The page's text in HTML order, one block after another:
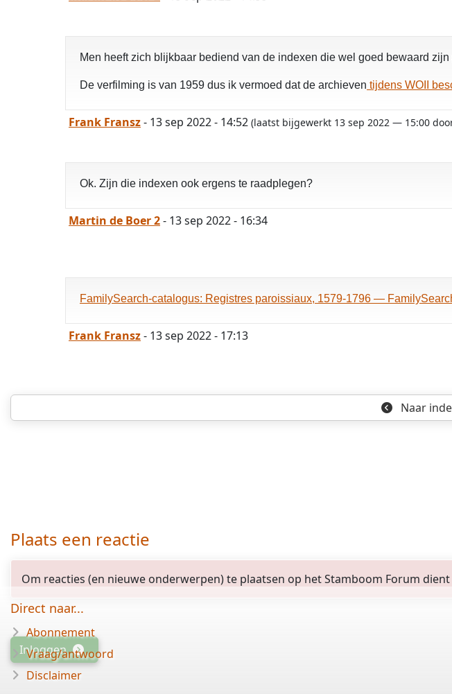
Men heeft zich blijkbaar bediend van de indexen die wel goed bewaard zijn
De verfilming is van 1959 dus ik vermoed dat de archieven tijdens WOII
Frank Fransz- 13 sep 2022 - 14:52 (laatst bijgewerkt 13 sep 2022 — 15:00
Ok. Zijn die indexen ook ergens te raadplegen?
Martin de Boer 2- 13 sep 2022 - 16:34
FamilySearch-catalogus: Registres paroissiaux, 1579-1796 —
Frank Fransz- 13 sep 2022 - 17:13
Naar
Plaats een reactie
Om reacties (en nieuwe onderwerpen) te plaatsen op het Stamboom Forum
Inloggen
Direct naar...
Abonnement
Vraag/antwoord
Disclaimer